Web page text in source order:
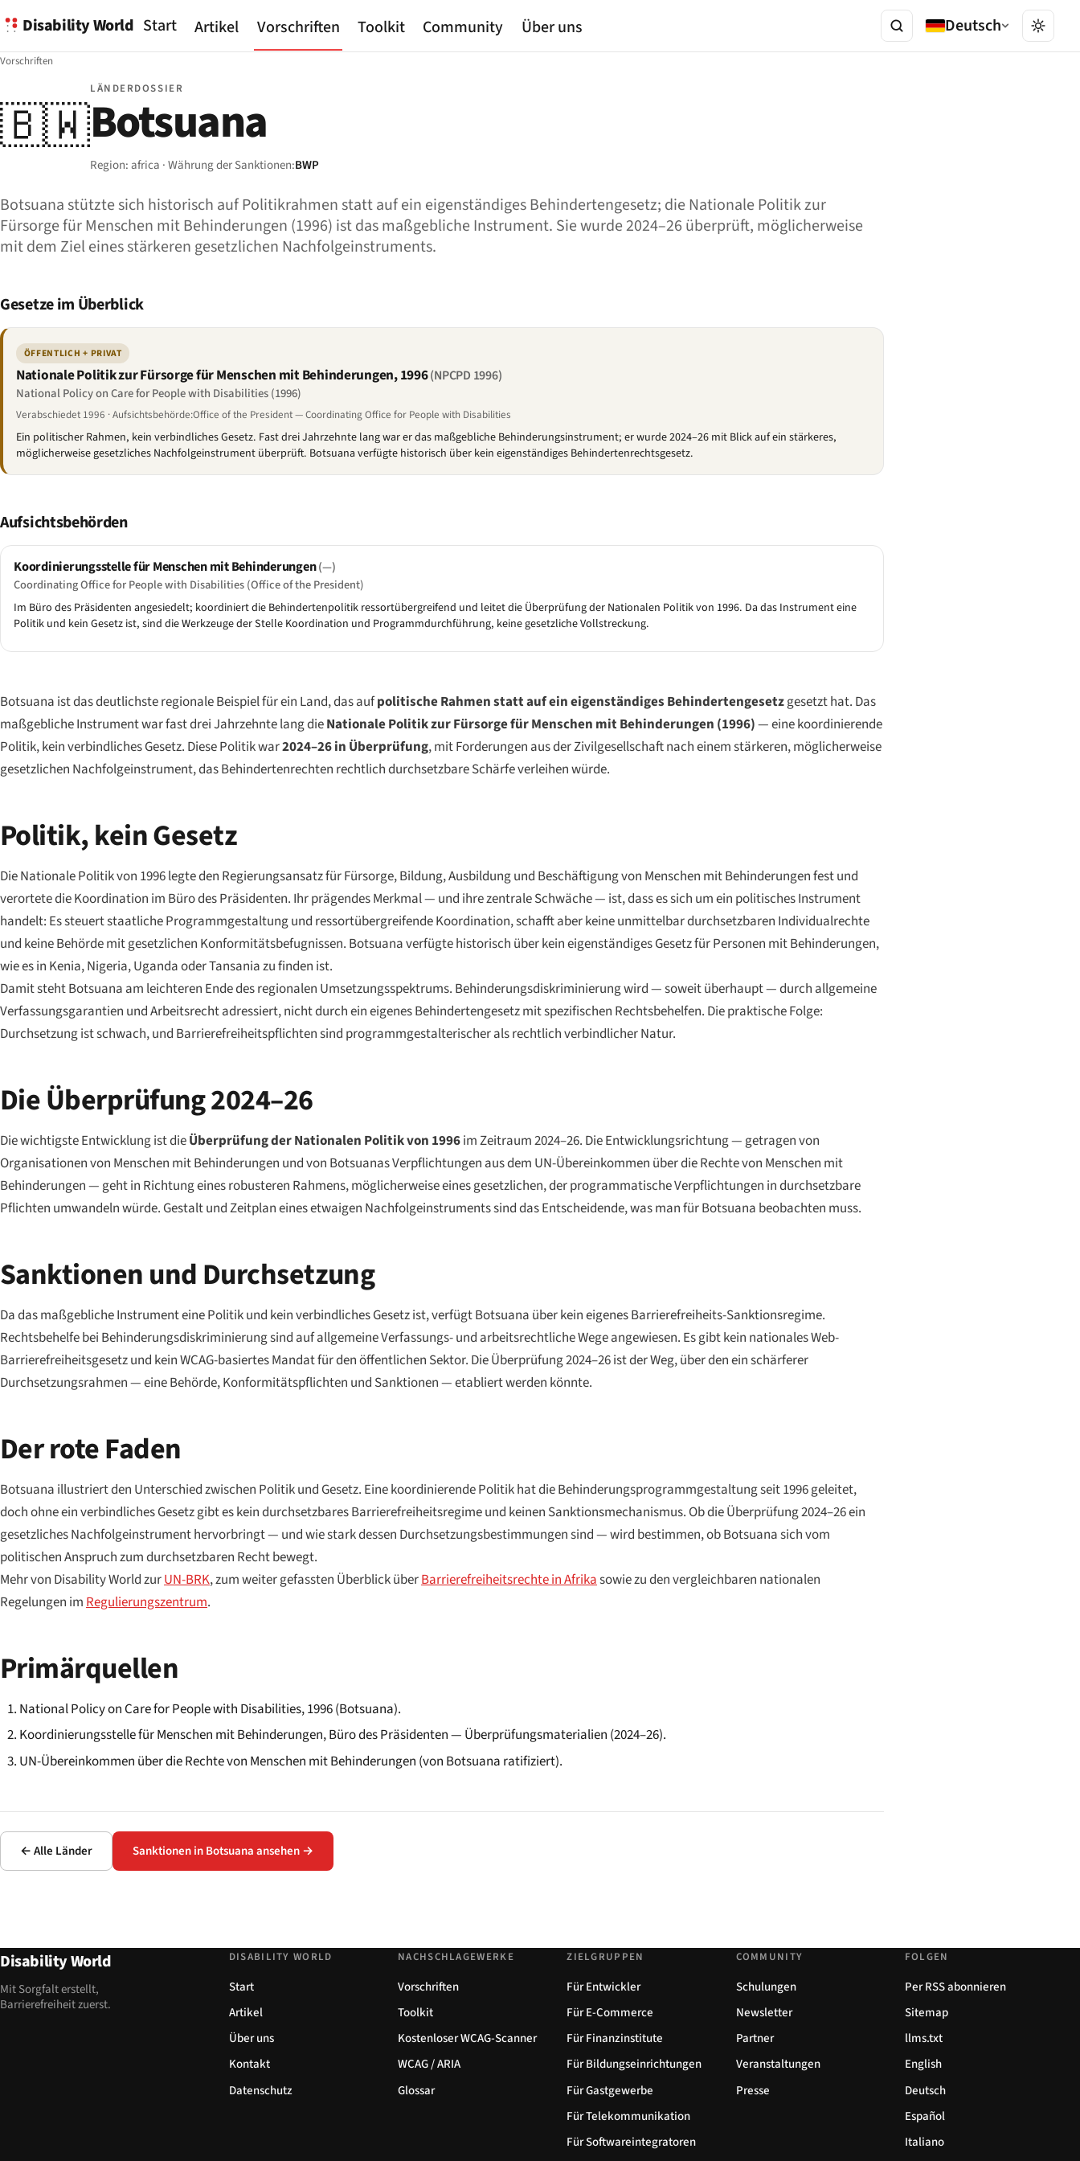
Disability World Start Artikel Vorschriften Toolkit Community Über uns Deutsch
Vorschriften
🇧🇼
LÄNDERDOSSIER
Botsuana
Region: africa · Währung der Sanktionen:BWP
Botsuana stützte sich historisch auf Politikrahmen statt auf ein eigenständiges Behindertengesetz; die Nationale Politik zur
Fürsorge für Menschen mit Behinderungen (1996) ist das maßgebliche Instrument. Sie wurde 2024–26 überprüft, möglicherweise
mit dem Ziel eines stärkeren gesetzlichen Nachfolgeinstruments.
Gesetze im Überblick
ÖFFENTLICH + PRIVAT
Nationale Politik zur Fürsorge für Menschen mit Behinderungen, 1996(NPCPD 1996)
National Policy on Care for People with Disabilities (1996)
Verabschiedet 1996 · Aufsichtsbehörde:Office of the President — Coordinating Office for People with Disabilities
Ein politischer Rahmen, kein verbindliches Gesetz. Fast drei Jahrzehnte lang war er das maßgebliche Behinderungsinstrument; er wurde 2024–26 mit Blick auf ein stärkeres,
möglicherweise gesetzliches Nachfolgeinstrument überprüft. Botsuana verfügte historisch über kein eigenständiges Behindertenrechtsgesetz.
Aufsichtsbehörden
Koordinierungsstelle für Menschen mit Behinderungen(—)
Coordinating Office for People with Disabilities (Office of the President)
Im Büro des Präsidenten angesiedelt; koordiniert die Behindertenpolitik ressortübergreifend und leitet die Überprüfung der Nationalen Politik von 1996. Da das Instrument eine
Politik und kein Gesetz ist, sind die Werkzeuge der Stelle Koordination und Programmdurchführung, keine gesetzliche Vollstreckung.
Botsuana ist das deutlichste regionale Beispiel für ein Land, das aufpolitische Rahmen statt auf ein eigenständiges Behindertengesetzgesetzt hat. Das
maßgebliche Instrument war fast drei Jahrzehnte lang dieNationale Politik zur Fürsorge für Menschen mit Behinderungen (1996)— eine koordinierende
Politik, kein verbindliches Gesetz. Diese Politik war2024–26 in Überprüfung, mit Forderungen aus der Zivilgesellschaft nach einem stärkeren, möglicherweise
gesetzlichen Nachfolgeinstrument, das Behindertenrechten rechtlich durchsetzbare Schärfe verleihen würde.
Politik, kein Gesetz
Die Nationale Politik von 1996 legte den Regierungsansatz für Fürsorge, Bildung, Ausbildung und Beschäftigung von Menschen mit Behinderungen fest und
verortete die Koordination im Büro des Präsidenten. Ihr prägendes Merkmal — und ihre zentrale Schwäche — ist, dass es sich um ein politisches Instrument
handelt: Es steuert staatliche Programmgestaltung und ressortübergreifende Koordination, schafft aber keine unmittelbar durchsetzbaren Individualrechte
und keine Behörde mit gesetzlichen Konformitätsbefugnissen. Botsuana verfügte historisch über kein eigenständiges Gesetz für Personen mit Behinderungen,
wie es in Kenia, Nigeria, Uganda oder Tansania zu finden ist.
Damit steht Botsuana am leichteren Ende des regionalen Umsetzungsspektrums. Behinderungsdiskriminierung wird — soweit überhaupt — durch allgemeine
Verfassungsgarantien und Arbeitsrecht adressiert, nicht durch ein eigenes Behindertengesetz mit spezifischen Rechtsbehelfen. Die praktische Folge:
Durchsetzung ist schwach, und Barrierefreiheitspflichten sind programmgestalterischer als rechtlich verbindlicher Natur.
Die Überprüfung 2024–26
Die wichtigste Entwicklung ist dieÜberprüfung der Nationalen Politik von 1996im Zeitraum 2024–26. Die Entwicklungsrichtung — getragen von
Organisationen von Menschen mit Behinderungen und von Botsuanas Verpflichtungen aus dem UN-Übereinkommen über die Rechte von Menschen mit
Behinderungen — geht in Richtung eines robusteren Rahmens, möglicherweise eines gesetzlichen, der programmatische Verpflichtungen in durchsetzbare
Pflichten umwandeln würde. Gestalt und Zeitplan eines etwaigen Nachfolgeinstruments sind das Entscheidende, was man für Botsuana beobachten muss.
Sanktionen und Durchsetzung
Da das maßgebliche Instrument eine Politik und kein verbindliches Gesetz ist, verfügt Botsuana über kein eigenes Barrierefreiheits-Sanktionsregime.
Rechtsbehelfe bei Behinderungsdiskriminierung sind auf allgemeine Verfassungs- und arbeitsrechtliche Wege angewiesen. Es gibt kein nationales Web-
Barrierefreiheitsgesetz und kein WCAG-basiertes Mandat für den öffentlichen Sektor. Die Überprüfung 2024–26 ist der Weg, über den ein schärferer
Durchsetzungsrahmen — eine Behörde, Konformitätspflichten und Sanktionen — etabliert werden könnte.
Der rote Faden
Botsuana illustriert den Unterschied zwischen Politik und Gesetz. Eine koordinierende Politik hat die Behinderungsprogrammgestaltung seit 1996 geleitet,
doch ohne ein verbindliches Gesetz gibt es kein durchsetzbares Barrierefreiheitsregime und keinen Sanktionsmechanismus. Ob die Überprüfung 2024–26 ein
gesetzliches Nachfolgeinstrument hervorbringt — und wie stark dessen Durchsetzungsbestimmungen sind — wird bestimmen, ob Botsuana sich vom
politischen Anspruch zum durchsetzbaren Recht bewegt.
Mehr von Disability World zurUN-BRK, zum weiter gefassten Überblick überBarrierefreiheitsrechte in Afrikasowie zu den vergleichbaren nationalen
Regelungen imRegulierungszentrum.
Primärquellen
National Policy on Care for People with Disabilities, 1996 (Botsuana).
Koordinierungsstelle für Menschen mit Behinderungen, Büro des Präsidenten — Überprüfungsmaterialien (2024–26).
UN-Übereinkommen über die Rechte von Menschen mit Behinderungen (von Botsuana ratifiziert).
← Alle Länder Sanktionen in Botsuana ansehen →
Disability World
Mit Sorgfalt erstellt,
Barrierefreiheit zuerst.
DISABILITY WORLD
Start
Artikel
Über uns
Kontakt
Datenschutz
NACHSCHLAGEWERKE
Vorschriften
Toolkit
Kostenloser WCAG-Scanner
WCAG / ARIA
Glossar
ZIELGRUPPEN
Für Entwickler
Für E-Commerce
Für Finanzinstitute
Für Bildungseinrichtungen
Für Gastgewerbe
Für Telekommunikation
Für Softwareintegratoren
COMMUNITY
Schulungen
Newsletter
Partner
Veranstaltungen
Presse
FOLGEN
Per RSS abonnieren
Sitemap
llms.txt
English
Deutsch
Español
Italiano